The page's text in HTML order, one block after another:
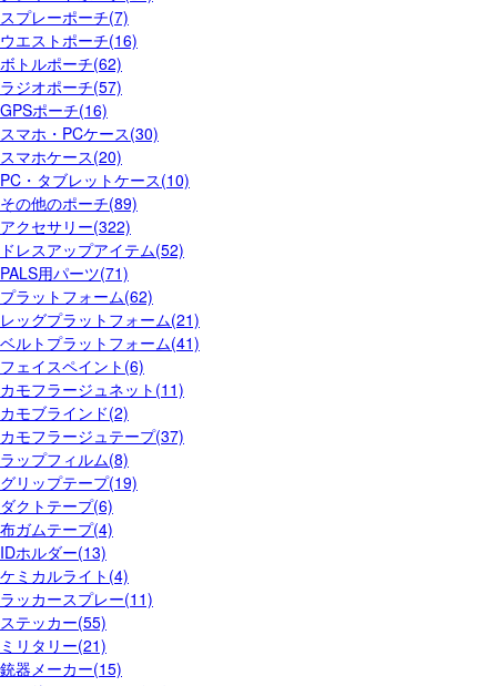
スプレーポーチ(7)
ウエストポーチ(16)
ボトルポーチ(62)
ラジオポーチ(57)
GPSポーチ(16)
スマホ・PCケース(30)
スマホケース(20)
PC・タブレットケース(10)
その他のポーチ(89)
アクセサリー(322)
ドレスアップアイテム(52)
PALS用パーツ(71)
プラットフォーム(62)
レッグプラットフォーム(21)
ベルトプラットフォーム(41)
フェイスペイント(6)
カモフラージュネット(11)
カモブラインド(2)
カモフラージュテープ(37)
ラップフィルム(8)
グリップテープ(19)
ダクトテープ(6)
布ガムテープ(4)
IDホルダー(13)
ケミカルライト(4)
ラッカースプレー(11)
ステッカー(55)
ミリタリー(21)
銃器メーカー(15)